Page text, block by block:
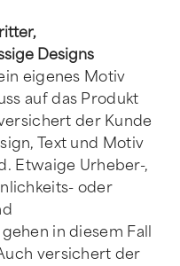
Designs
eigenes Motiv
auf das Produkt
der Kunde
Text und Motiv
Etwaige Urheber-,
oder
in diesem Fall
versichert der